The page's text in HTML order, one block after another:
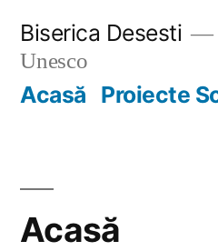
content
Biserica Desesti
Unesco
Acasă Proiecte
Acasă